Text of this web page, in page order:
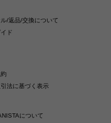
/返品/交換について
ド
法に基づく表示
について